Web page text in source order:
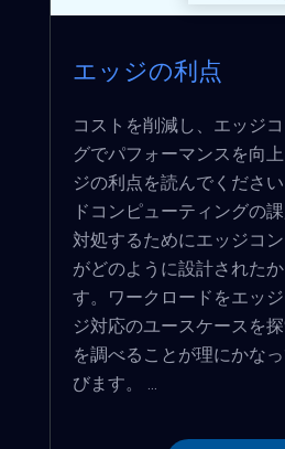
エッジの利点
コストを削減し、エッジ
グでパフォーマンスを向
ジの利点を読んでくださ
ドコンピューティングの
対処するためにエッジコ
がどのように設計された
す。ワークロードをエッ
ジ対応のユースケースを
を調べることが理にかな
びます。 ...